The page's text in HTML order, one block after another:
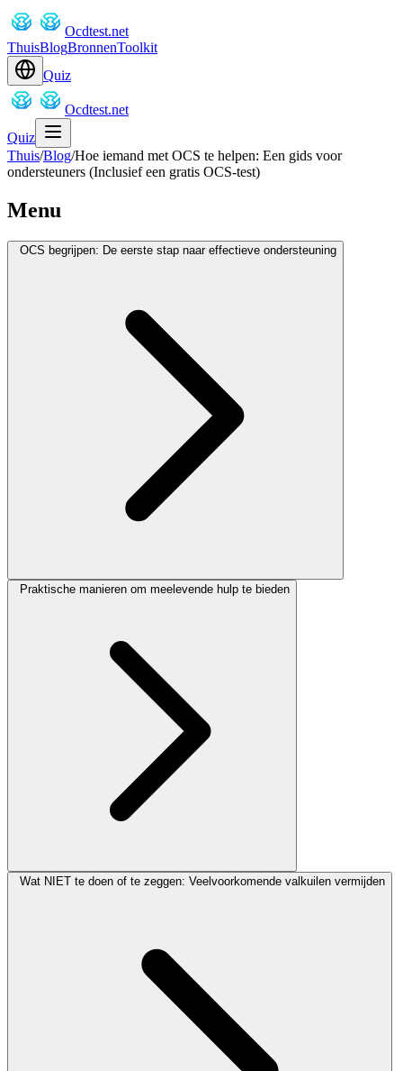
Ocdtest.net
ThuisBlogBronnenToolkit
Quiz
Ocdtest.net
Quiz
Thuis/Blog/Hoe iemand met OCS te helpen: Een gids voor
ondersteuners (Inclusief een gratis OCS-test)
Menu
OCS begrijpen: De eerste stap naar effectieve ondersteuning
Praktische manieren om meelevende hulp te bieden
Wat NIET te doen of te zeggen: Veelvoorkomende valkuilen vermijden